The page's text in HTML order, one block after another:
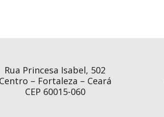
Rua Princesa Isabel, 502
Centro – Fortaleza – Ceará
CEP 60015-060